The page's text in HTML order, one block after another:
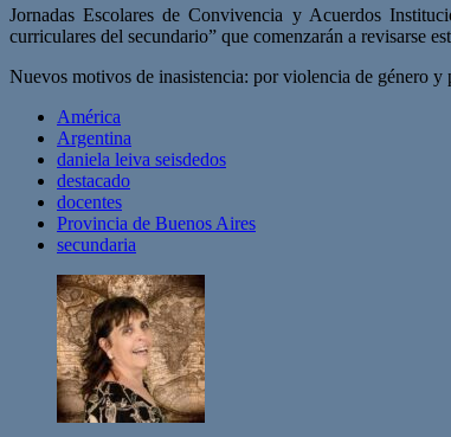
Jornadas Escolares de Convivencia y Acuerdos
curriculares del secundario” que comenzarán a revisarse
Nuevos motivos de inasistencia: por violencia de género y
América
Argentina
daniela leiva seisdedos
destacado
docentes
Provincia de Buenos Aires
secundaria